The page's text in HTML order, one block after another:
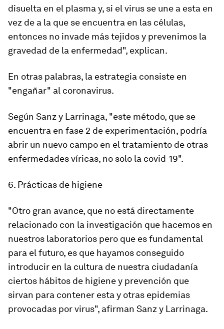
disuelta en el plasma y, si el virus se une a esta en
vez de a la que se encuentra en las células,
entonces no invade más tejidos y prevenimos la
gravedad de la enfermedad", explican.
En otras palabras, la estrategia consiste en
"engañar" al coronavirus.
Según Sanz y Larrinaga, "este método, que se
encuentra en fase 2 de experimentación, podría
abrir un nuevo campo en el tratamiento de otras
enfermedades víricas, no solo la covid-19".
6. Prácticas de higiene
"Otro gran avance, que no está directamente
relacionado con la investigación que hacemos en
nuestros laboratorios pero que es fundamental
para el futuro, es que hayamos conseguido
introducir en la cultura de nuestra ciudadanía
ciertos hábitos de higiene y prevención que
sirvan para contener esta y otras epidemias
provocadas por virus", afirman Sanz y Larrinaga.